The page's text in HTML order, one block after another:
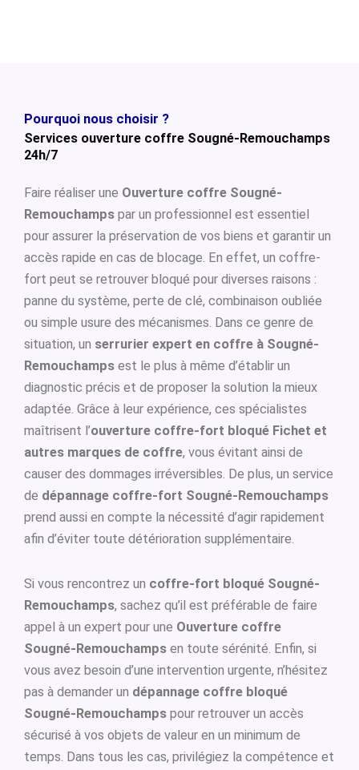
Pourquoi nous choisir ?
Services ouverture coffre Sougné-Remouchamps
24h/7
Faire réaliser une Ouverture coffre Sougné-
Remouchamps par un professionnel est essentiel
pour assurer la préservation de vos biens et garantir un
accès rapide en cas de blocage. En effet, un coffre-
fort peut se retrouver bloqué pour diverses raisons :
panne du système, perte de clé, combinaison oubliée
ou simple usure des mécanismes. Dans ce genre de
situation, un serrurier expert en coffre à Sougné-
Remouchamps est le plus à même d’établir un
diagnostic précis et de proposer la solution la mieux
adaptée. Grâce à leur expérience, ces spécialistes
maîtrisent l’ouverture coffre-fort bloqué Fichet et
autres marques de coffre, vous évitant ainsi de
causer des dommages irréversibles. De plus, un service
de dépannage coffre-fort Sougné-Remouchamps
prend aussi en compte la nécessité d’agir rapidement
afin d’éviter toute détérioration supplémentaire.
Si vous rencontrez un coffre-fort bloqué Sougné-
Remouchamps, sachez qu’il est préférable de faire
appel à un expert pour une Ouverture coffre
Sougné-Remouchamps en toute sérénité. Enfin, si
vous avez besoin d’une intervention urgente, n’hésitez
pas à demander un dépannage coffre bloqué
Sougné-Remouchamps pour retrouver un accès
sécurisé à vos objets de valeur en un minimum de
temps. Dans tous les cas, privilégiez la compétence et